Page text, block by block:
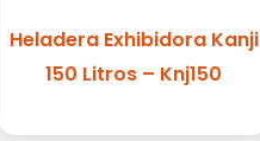
Heladera Exhibidora Kanji
150 Litros – Knj150